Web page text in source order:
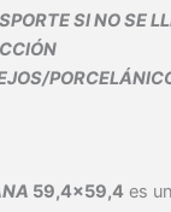
SI NO SE
59,4×59,4 es